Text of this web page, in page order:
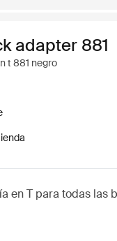
adapter 881
t 881 negro
en T para todas las